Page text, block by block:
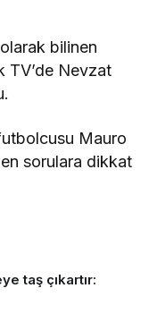
bilinen
TV’de Nevzat
Mauro
sorulara dikkat
taş çıkartır: